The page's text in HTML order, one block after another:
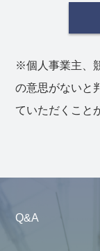
※個人事業主、
の意思がないと
ていただくこと
Q&A